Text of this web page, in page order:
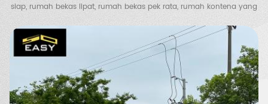
siap, rumah bekas lipat, rumah bekas pek rata, rumah kontena yang
diperluas, vila kontena, vila keluli, gudang struktur keluli, gudang
ayam, tandas mudah alih, rumah pengawal dll.